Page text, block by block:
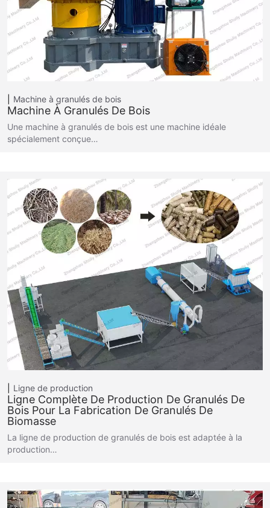
Machine à granulés de bois
Machine À Granulés De Bois
Une machine à granulés de bois est une machine idéale
spécialement conçue…
Ligne de production
Ligne Complète De Production De Granulés De
Bois Pour La Fabrication De Granulés De
Biomasse
La ligne de production de granulés de bois est adaptée à la
production…